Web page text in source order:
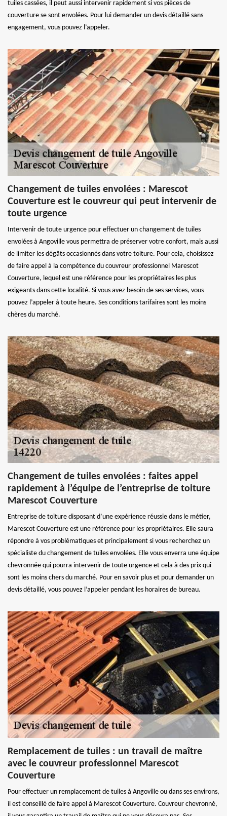
tuiles cassées, il peut aussi intervenir rapidement si vos pièces de
couverture se sont envolées. Pour lui demander un devis détaillé sans
engagement, vous pouvez l’appeler.
Changement de tuiles envolées : Marescot
Couverture est le couvreur qui peut intervenir de
toute urgence
Intervenir de toute urgence pour effectuer un changement de tuiles
envolées à Angoville vous permettra de préserver votre confort, mais aussi
de limiter les dégâts occasionnés dans votre toiture. Pour cela, choisissez
de faire appel à la compétence du couvreur professionnel Marescot
Couverture, lequel est une référence pour les propriétaires les plus
exigeants dans cette localité. Si vous avez besoin de ses services, vous
pouvez l’appeler à toute heure. Ses conditions tarifaires sont les moins
chères du marché.
Changement de tuiles envolées : faites appel
rapidement à l’équipe de l’entreprise de toiture
Marescot Couverture
Entreprise de toiture disposant d’une expérience réussie dans le métier,
Marescot Couverture est une référence pour les propriétaires. Elle saura
répondre à vos problématiques et principalement si vous recherchez un
spécialiste du changement de tuiles envolées. Elle vous enverra une équipe
chevronnée qui pourra intervenir de toute urgence et cela à des prix qui
sont les moins chers du marché. Pour en savoir plus et pour demander un
devis détaillé, vous pouvez l’appeler pendant les horaires de bureau.
Remplacement de tuiles : un travail de maître
avec le couvreur professionnel Marescot
Couverture
Pour effectuer un remplacement de tuiles à Angoville ou dans ses environs,
il est conseillé de faire appel à Marescot Couverture. Couvreur chevronné,